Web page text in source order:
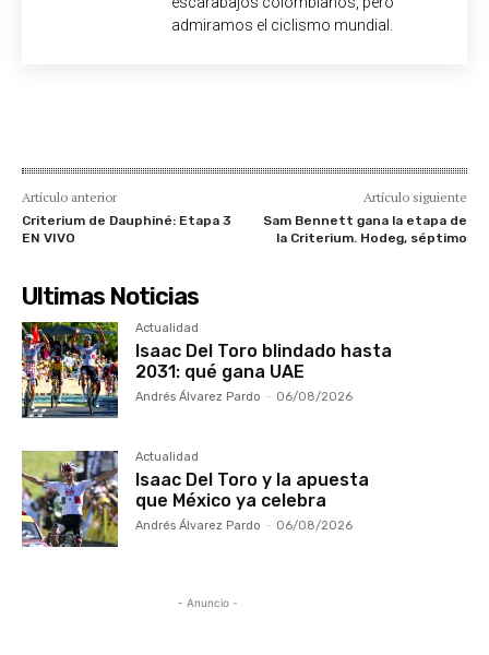
admiramos el ciclismo mundial.
Artículo anterior
Criterium de Dauphiné: Etapa 3
EN VIVO
Artículo siguiente
Sam Bennett gana la etapa de
la Criterium. Hodeg, séptimo
Ultimas Noticias
Actualidad
Isaac Del Toro blindado hasta
2031: qué gana UAE
Andrés Álvarez Pardo - 06/08/2026
Actualidad
Isaac Del Toro y la apuesta
que México ya celebra
Andrés Álvarez Pardo - 06/08/2026
- Anuncio -